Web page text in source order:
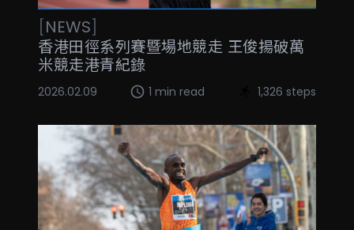
[NEWS]
香港田徑系列賽暨場地競走 王俊揚破萬
米競走港青紀錄
2026.02.09 1 min read 1,326 steps